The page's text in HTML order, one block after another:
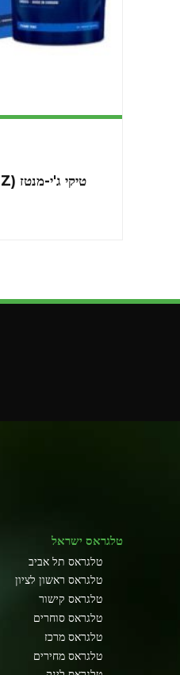
טלגראס ישראל
טלגראס תל אביב
טלגראס ראשון לציון
טלגראס קישור
טלגראס סוחרים
טלגראס מרכז
טלגראס מחירים